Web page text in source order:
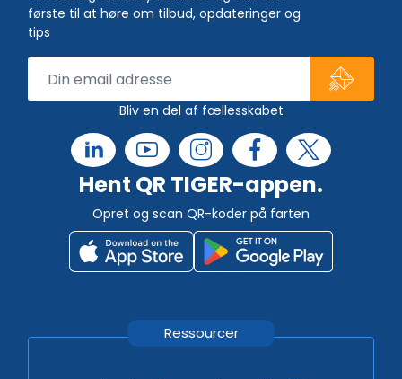
første til at høre om tilbud, opdateringer og
tips
Bliv en del af fællesskabet
Hent QR TIGER-appen.
Opret og scan QR-koder på farten
Ressourcer